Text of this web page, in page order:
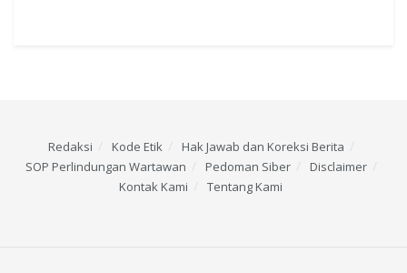
Redaksi Kode Etik
Hak Jawab dan Koreksi Berita
SOP Perlindungan Wartawan
Pedoman Siber
Disclaimer
Kontak Kami
Tentang Kami